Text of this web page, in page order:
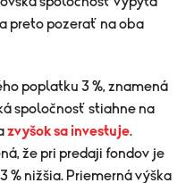
preto pozerať na oba
poplatku 3 %, znamená
spoločnosť stiahne na
zvyšok sa investuje.
že pri predaji fondov je
% nižšia. Priemerná výška